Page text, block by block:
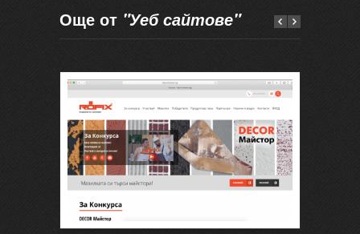
Още от "Уеб сайтове"